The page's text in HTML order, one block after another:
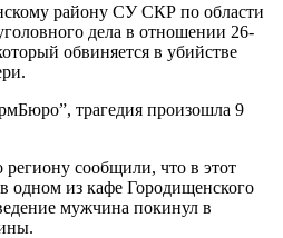
району СУ СКР по области
дела в отношении 26-
обвиняется в убийстве
трагедия произошла 9
сообщили, что в этот
одном из кафе Городищенского
мужчина покинул в